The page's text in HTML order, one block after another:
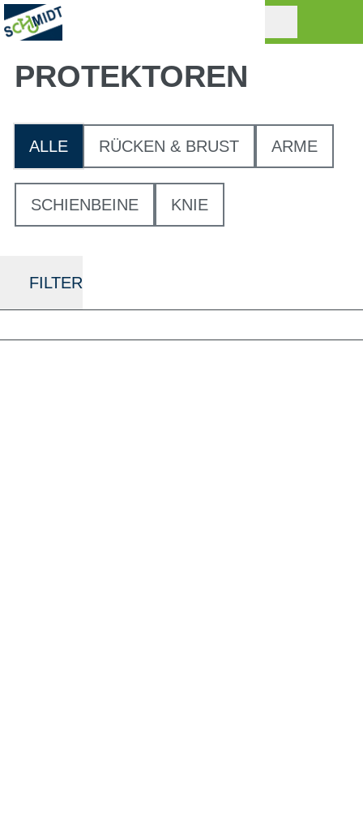
PROTEKTOREN
ALLE RÜCKEN & BRUST ARME
SCHIENBEINE KNIE
FILTER